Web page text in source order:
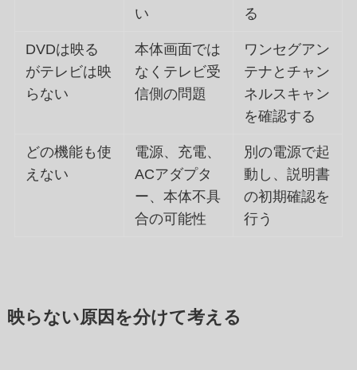
い
る
DVDは映る
がテレビは映
らない
本体画面では
なくテレビ受
信側の問題
ワンセグアン
テナとチャン
ネルスキャン
を確認する
どの機能も使
えない
電源、充電、
ACアダプタ
ー、本体不具
合の可能性
別の電源で起
動し、説明書
の初期確認を
行う
映らない原因を分けて考える